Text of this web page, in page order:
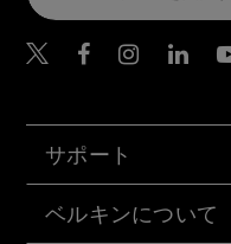
サポート
ベルキンについて
Belkin
Belkin